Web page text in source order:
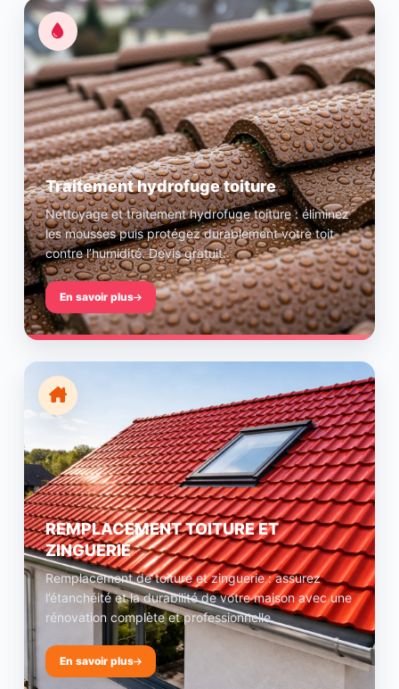
Traitement hydrofuge toiture
Nettoyage et traitement hydrofuge toiture : éliminez
les mousses puis protégez durablement votre toit
contre l’humidité. Devis gratuit.
En savoir plus
REMPLACEMENT TOITURE ET
ZINGUERIE
Remplacement de toiture et zinguerie : assurez
l’étanchéité et la durabilité de votre maison avec une
rénovation complète et professionnelle.
En savoir plus